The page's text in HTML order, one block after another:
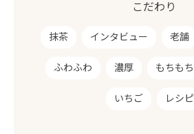
こだわり
抹茶 インタビュー 老舗
ふわふわ 濃厚 もちもち
いちご レシピ